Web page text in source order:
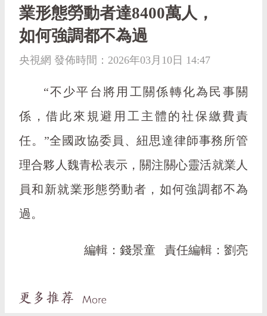
業形態勞動者達8400萬人，
如何強調都不為過
央視網 發佈時間：2026年03月10日 14:47
“不少平台將用工關係轉化為民事關
係，借此來規避用工主體的社保繳費責
任。”全國政協委員、紐思達律師事務所管
理合夥人魏青松表示，關注關心靈活就業人
員和新就業形態勞動者，如何強調都不為
過。
編輯：錢景童 責任編輯：劉亮